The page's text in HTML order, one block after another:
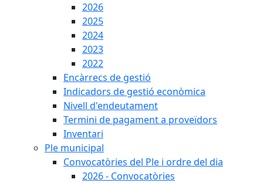
2026
2025
2024
2023
2022
Encàrrecs de gestió
Indicadors de gestió econòmica
Nivell d'endeutament
Termini de pagament a proveïdors
Inventari
Ple municipal
Convocatòries del Ple i ordre del dia
2026 - Convocatòries